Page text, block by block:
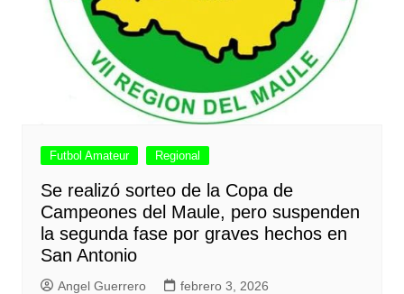
Futbol Amateur Regional
Se realizó sorteo de la Copa de
Campeones del Maule, pero suspenden
la segunda fase por graves hechos en
San Antonio
Angel Guerrero febrero 3, 2026